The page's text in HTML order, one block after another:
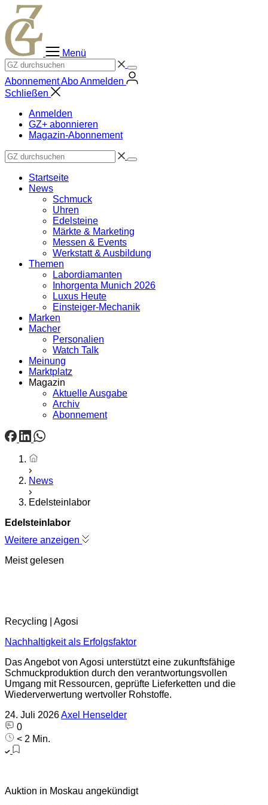
Zum
Inhalt
springen
Menü
AbonnementAboAnmelden
Schließen
Anmelden
GZ+ abonnieren
Magazin-Abonnement
Startseite
News
Schmuck
Uhren
Edelsteine
Märkte & Marketing
Messen & Events
Werkstatt & Ausbildung
Themen
Labordiamanten
Inhorgenta Munich 2026
Luxus Heute
Einsteiger-Mechanik
Marken
Macher
Personalien
Watch Talk
Meinung
Marktplatz
Magazin
Aktuelle Ausgabe
Archiv
Abonnement
Startseite
News
Edelsteinlabor
Edelsteinlabor
Weitere anzeigen
Meist gelesen
Recycling | Agosi
Nachhaltigkeit als Erfolgsfaktor
Das Angebot von Agosi unterstützt eine zukunftsfähige
Schmuckproduktion durch den verantwortungsvollen
Umgang mit Ressourcen, geprüfte Lieferketten und die
Wiederverwertung wertvoller Rohstoffe.
24. Juli 2026Axel Henselder
0
< 2 Min.
Auktion in Moskau angekündigt